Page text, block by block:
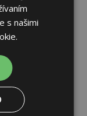
s našimi